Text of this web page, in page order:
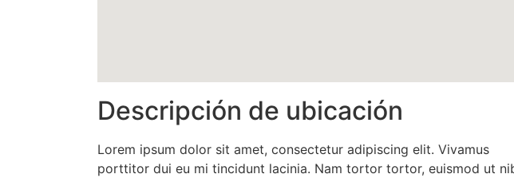
Descripción de ubicación
Lorem ipsum dolor sit amet, consectetur adipiscing elit. Vivamus
porttitor dui eu mi tincidunt lacinia. Nam tortor tortor, euismod ut